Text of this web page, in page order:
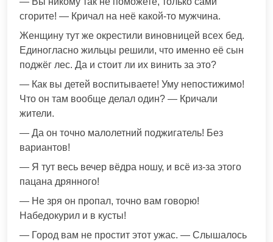
сгорите! — Кричал на неё какой-то мужчина.
Женщину тут же окрестили виновницей всех бед.
Единогласно жильцы решили, что именно её сын
поджёг лес. Да и стоит ли их винить за это?
— Как вы детей воспитываете! Уму непостижимо!
Что он там вообще делал один? — Кричали
жители.
— Да он точно малолетний поджигатель! Без
вариантов!
— Я тут весь вечер вёдра ношу, и всё из-за этого
пацана дрянного!
— Не зря он пропал, точно вам говорю!
Набедокурил и в кусты!
— Город вам не простит этот ужас. — Слышалось